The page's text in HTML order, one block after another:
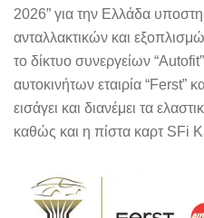
2026” για την Ελλάδα
ανταλλακτικών και
το δίκτυο συνεργείων
αυτοκινήτων εταιρία “Ferst”
εισάγει και διανέμει τα
καθώς και η πίστα καρτ SFi